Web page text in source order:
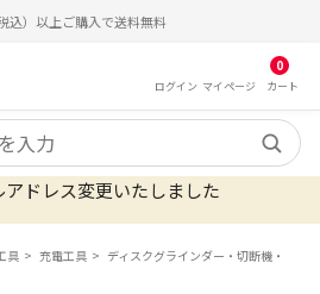
込）以上ご購入で送料無料
ログイン マイ ページ
0
カート
ドレス変更いたしました
具 充電工具 ディスクグラインダー・切断機・